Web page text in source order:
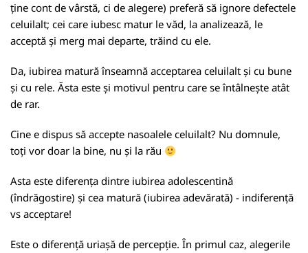
ține cont de vârstă, ci de alegere) preferă să ignore defectele
celuilalt; cei care iubesc matur le văd, la analizează, le
acceptă și merg mai departe, trăind cu ele.
Da, iubirea matură înseamnă acceptarea celuilalt și cu bune
și cu rele. Ăsta este și motivul pentru care se întâlnește atât
de rar.
Cine e dispus să accepte nasoalele celuilalt? Nu domnule,
toți vor doar la bine, nu și la rău
Asta este diferența dintre iubirea adolescentină
(îndrăgostire) și cea matură (iubirea adevărată) - indiferență
vs acceptare!
Este o diferență uriașă de percepție. În primul caz, alegerile